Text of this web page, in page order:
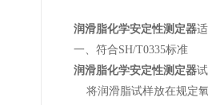
润滑脂化学安定性测定器
一、符合SH/T0335标准
润滑脂化学安定性测定器
将润滑脂试样放在规定